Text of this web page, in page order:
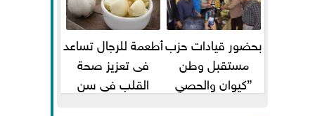
بحضور قيادات حزب
مستقبل وطن
”كيوان والحصي
أطعمة للرجال تساعد
فى تعزيز صحة
القلب فى سن